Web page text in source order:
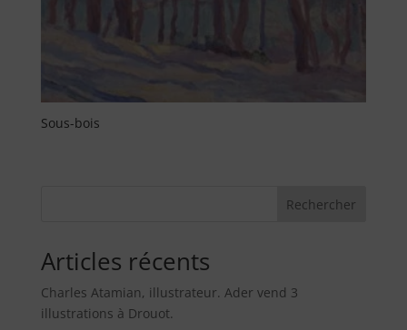
Sous-bois
Rechercher
Articles récents
Charles Atamian, illustrateur. Ader vend 3
illustrations à Drouot.